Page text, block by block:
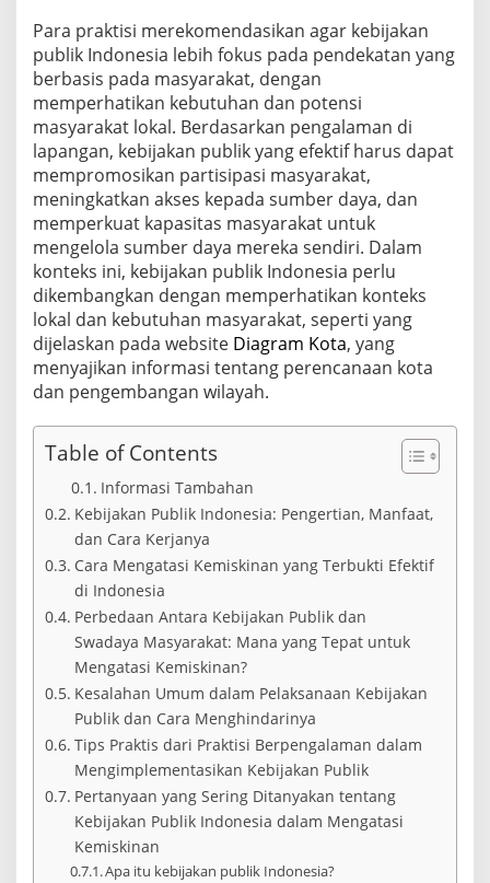
a
s
i
K
e
m
s
k
i
n
a
n
Para praktisi merekomendasikan agar kebijakan
publik Indonesia lebih fokus pada pendekatan yang
berbasis pada masyarakat, dengan
memperhatikan kebutuhan dan potensi
masyarakat lokal. Berdasarkan pengalaman di
lapangan, kebijakan publik yang efektif harus dapat
mempromosikan partisipasi masyarakat,
meningkatkan akses kepada sumber daya, dan
memperkuat kapasitas masyarakat untuk
mengelola sumber daya mereka sendiri. Dalam
konteks ini, kebijakan publik Indonesia perlu
dikembangkan dengan memperhatikan konteks
lokal dan kebutuhan masyarakat, seperti yang
dijelaskan pada website Diagram Kota, yang
menyajikan informasi tentang perencanaan kota
dan pengembangan wilayah.
Table of Contents
Informasi Tambahan
Kebijakan Publik Indonesia: Pengertian, Manfaat,
dan Cara Kerjanya
Cara Mengatasi Kemiskinan yang Terbukti Efektif
di Indonesia
Perbedaan Antara Kebijakan Publik dan
Swadaya Masyarakat: Mana yang Tepat untuk
Mengatasi Kemiskinan?
Kesalahan Umum dalam Pelaksanaan Kebijakan
Publik dan Cara Menghindarinya
Tips Praktis dari Praktisi Berpengalaman dalam
Mengimplementasikan Kebijakan Publik
Pertanyaan yang Sering Ditanyakan tentang
Kebijakan Publik Indonesia dalam Mengatasi
Kemiskinan
Apa itu kebijakan publik Indonesia?